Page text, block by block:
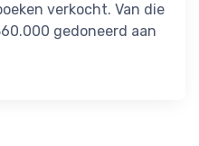
verkocht. Van die
gedoneerd aan